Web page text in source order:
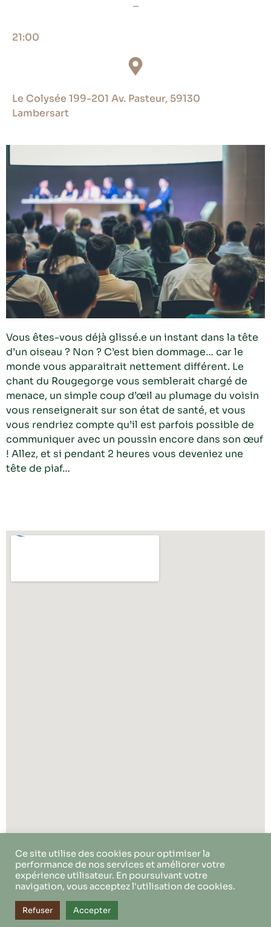
21:00
Le Colysée 199-201 Av. Pasteur, 59130
Lambersart
Vous êtes-vous déjà glissé.e un instant dans la tête
d’un oiseau ? Non ? C’est bien dommage… car le
monde vous apparaitrait nettement différent. Le
chant du Rougegorge vous semblerait chargé de
menace, un simple coup d’œil au plumage du voisin
vous renseignerait sur son état de santé, et vous
vous rendriez compte qu’il est parfois possible de
communiquer avec un poussin encore dans son œuf
! Allez, et si pendant 2 heures vous deveniez une
tête de piaf…
Ce site utilise des cookies pour optimiser la
performance de nos services et améliorer votre
expérience utilisateur. En poursuivant votre
navigation, vous acceptez l'utilisation de cookies.
Refuser Accepter